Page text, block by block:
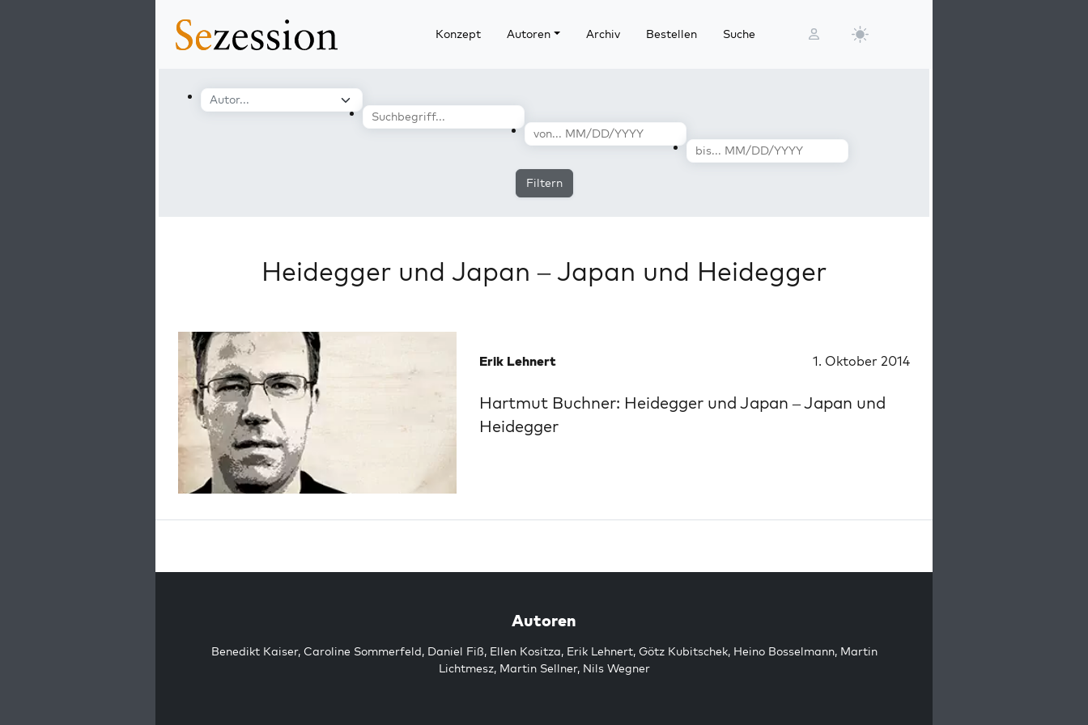
Konzept Autoren Archiv Bestellen Suche
Filtern
Heidegger und Japan – Japan und Heidegger
Erik Lehnert 1. Oktober 2014
Hartmut Buchner: Heidegger und Japan – Japan und
Heidegger
Autoren
Benedikt Kaiser, Caroline Sommerfeld, Daniel Fiß, Ellen Kositza, Erik Lehnert, Götz Kubitschek, Heino Bosselmann, Martin
Lichtmesz, Martin Sellner, Nils Wegner